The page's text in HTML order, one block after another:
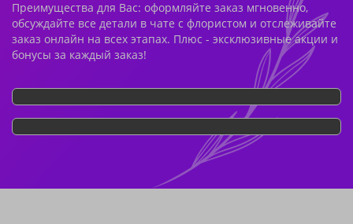
Преимущества для Вас: оформляйте заказ мгновенно,
обсуждайте все детали в чате с флористом и отслеживайте
заказ онлайн на всех этапах. Плюс - эксклюзивные акции и
бонусы за каждый заказ!